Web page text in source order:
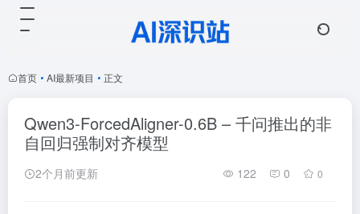
首页 • AI最新项目 • 正文
Qwen3-ForcedAligner-0.6B – 千问推出的非
自回归强制对齐模型
2个月前更新 122 0 0